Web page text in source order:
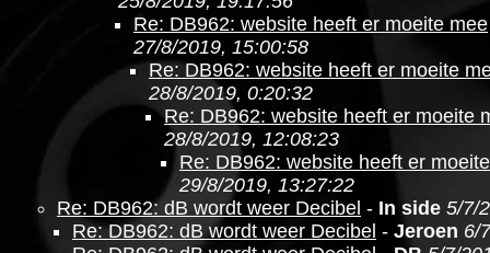
Re: DB962: website heeft er moeite mee
27/8/2019, 15:00:58
Re: DB962: website heeft er moeite
28/8/2019, 0:20:32
Re: DB962: website heeft er moeite
28/8/2019, 12:08:23
Re: DB962: website heeft er
29/8/2019, 13:27:22
Re: DB962: dB wordt weer Decibel - In side 5/7/
Re: DB962: dB wordt weer Decibel - Jeroen 6/